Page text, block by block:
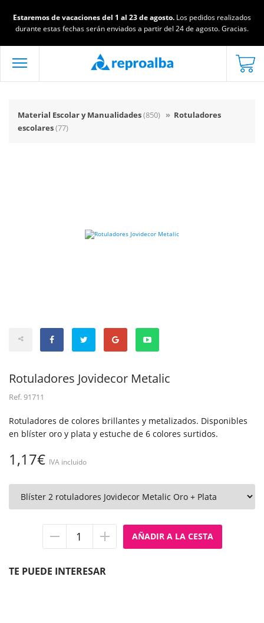
Estaremos de vacaciones del 1 al 23 de agosto. Los pedidos realizados
durante estas fechas serán enviados a partir del 24 de agosto. Gracias.
Material Escolar y Manualidades(850) » Rotuladores
escolares(77)
Rotuladores Jovidecor Metalic
Ref.91711
Rotuladores de colores brillantes y metalizados. Disponibles
en blíster oro y plata y estuche de 6 colores surtidos.
1,17€ IVA incluido
TE PUEDE INTERESAR